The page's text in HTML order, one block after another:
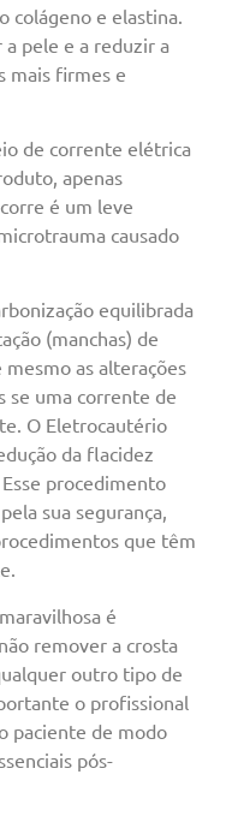
colágeno e elastina.
a pele e a reduzir a
mais firmes e
de corrente elétrica
apenas
é um leve
causado
equilibrada
(manchas) de
as alterações
se uma corrente de
O Eletrocautério
da flacidez
procedimento
sua segurança,
que têm
é
remover a crosta
outro tipo de
o profissional
paciente de modo
pós-